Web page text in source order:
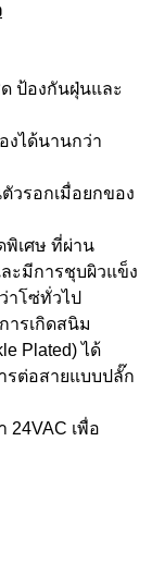
ป้องกันฝุ่นและ
งได้นานกว่า
วรอกเมื่อยกของ
พิเศษ ที่ผ่าน
ะมีการชุบผิวแข็ง
าโซ่ทั่วไป
ารเกิดสนิม
Plated) ได้
รต่อสายแบบปลั๊ก
เพื่อ